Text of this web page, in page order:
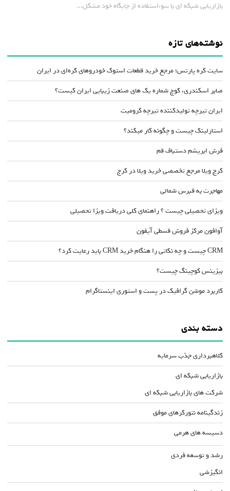
بازاریابی شبکه ای با سوءاستفاده از جایگاه خود مشکل...
نوشته‌های تازه
سایت کره پارتس؛ مرجع خرید قطعات استوک خودروهای کره‌ای در ایران
صابر اسکندری، کوچ شماره یک های صنعت زیبایی ایران کیست؟
ایران تیرچه تولیدکننده تیرچه کرومیت
استارلینک چیست و چگونه کار میکند؟
فرش ابریشم دستباف قم
کرج ویلا مرجع تخصصی خرید ویلا در کرج
مهاجرت به قبرس شمالی
ویزای تحصیلی چیست ؟ راهنمای کلی دریافت ویزا تحصیلی
آوافون مرکز فروش قسطی آیفون
CRM چیست و چه نکاتی را هنگام خرید CRM باید رعایت کرد؟
بیزینس کوچینگ چیست؟
کاربرد موشن گرافیک در پست و استوری اینستاگرام
دسته بندی
کلاهبرداری جذب سرمایه
بازاریابی شبکه ای
شرکت های بازاریابی شبکه ای
زندگینامه نتورکرهای موفق
دسیسه های هرمی
رشد و توسعه فردی
انگیزشی